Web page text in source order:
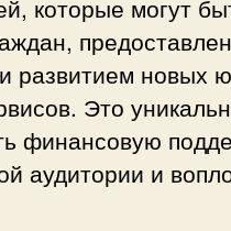
которые могут
развитием новых
Это
финансовую
аудитории и